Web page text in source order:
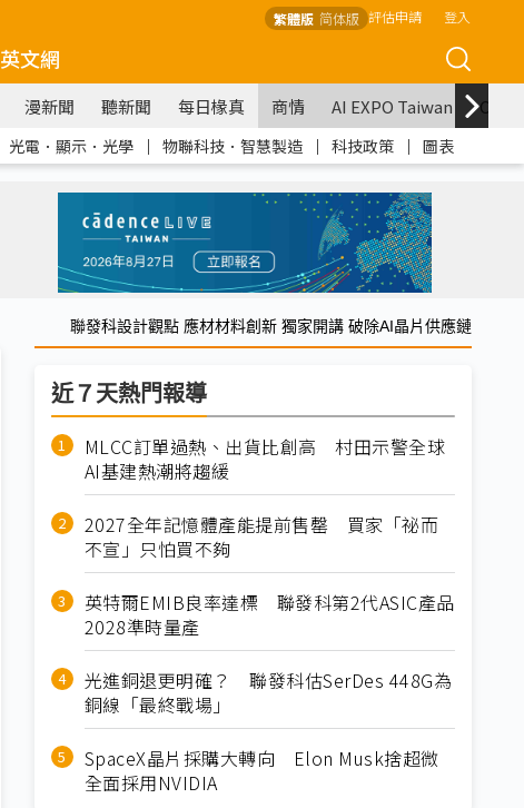
繁體版 简体版 評估申請 登入
英文網
漫新聞 聽新聞 每日椽真 商情 AI EXPO Taiwan
光電．顯示．光學 ｜ 物聯科技．智慧製造 ｜ 科技政策 ｜ 圖表
聯發科設計觀點 應材材料創新 獨家開講 破除AI晶片供應鏈
近７天熱門報導
MLCC訂單過熱、出貨比創高 村田示警全球
AI基建熱潮將趨緩
2027全年記憶體產能提前售罄 買家「祕而
不宣」只怕買不夠
英特爾EMIB良率達標 聯發科第2代ASIC產品
2028準時量產
光進銅退更明確？ 聯發科估SerDes 448G為
銅線「最終戰場」
SpaceX晶片採購大轉向 Elon Musk捨超微
全面採用NVIDIA